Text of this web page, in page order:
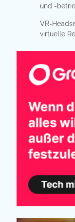
und -
VR-
virtuelle